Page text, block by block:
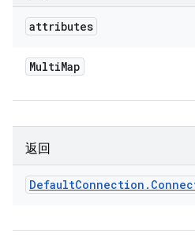
attributes
MultiMap
返回
DefaultConnection .